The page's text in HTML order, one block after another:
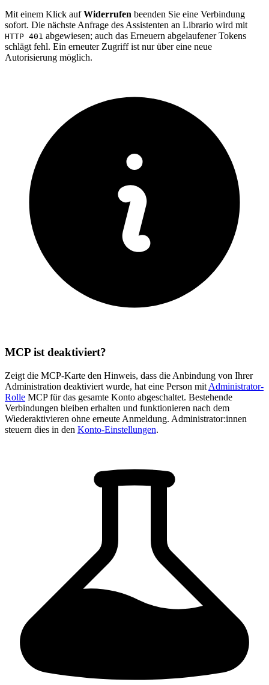
Mit einem Klick aufWiderrufen beenden Sie eine Verbindung
sofort. Die nächste Anfrage des Assistenten an Librario wird mit
HTTP 401 abgewiesen; auch das Erneuern abgelaufener Tokens
schlägt fehl. Ein erneuter Zugriff ist nur über eine neue
Autorisierung möglich.
MCP ist deaktiviert?
Zeigt die MCP-Karte den Hinweis, dass die Anbindung von Ihrer
Administration deaktiviert wurde, hat eine Person mit Administrator-
Rolle MCP für das gesamte Konto abgeschaltet. Bestehende
Verbindungen bleiben erhalten und funktionieren nach dem
Wiederaktivieren ohne erneute Anmeldung. Administrator:innen
steuern dies in den Konto-Einstellungen.